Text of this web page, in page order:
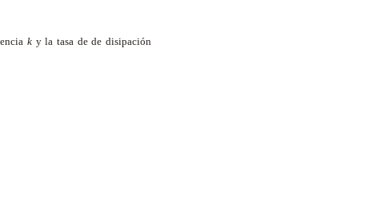
k y la tasa de de disipación